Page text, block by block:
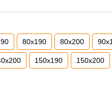
80x190 80x200
150x190 150x200